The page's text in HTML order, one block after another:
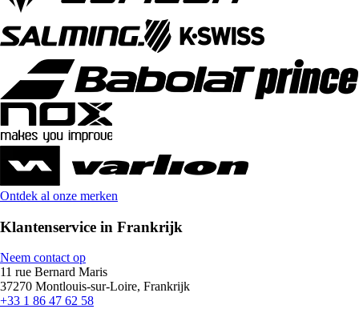
Ontdek al onze merken
Klantenservice in Frankrijk
Neem contact op
11 rue Bernard Maris
37270 Montlouis-sur-Loire, Frankrijk
+33 1 86 47 62 58